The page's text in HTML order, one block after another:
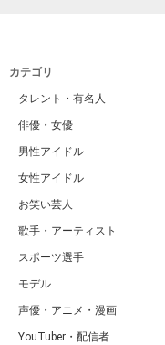
カテゴリ
タレント・有名人
俳優・女優
男性アイドル
女性アイドル
お笑い芸人
歌手・アーティスト
スポーツ選手
モデル
声優・アニメ・漫画
YouTuber・配信者